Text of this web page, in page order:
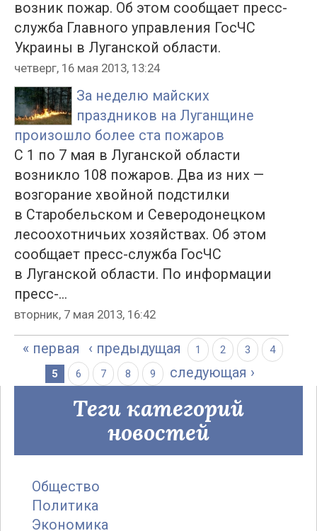
возник пожар. Об этом сообщает пресс-
служба Главного управления ГосЧС
Украины в Луганской области.
четверг, 16 мая 2013, 13:24
За неделю майских
праздников на Луганщине
произошло более ста пожаров
С 1 по 7 мая в Луганской области
возникло 108 пожаров. Два из них —
возгорание хвойной подстилки
в Старобельском и Северодонецком
лесоохотничьих хозяйствах. Об этом
сообщает пресс-служба ГосЧС
в Луганской области. По информации
пресс-...
вторник, 7 мая 2013, 16:42
« первая ‹ предыдущая 1 2 3
4
5
6 7 8 9 следующая ›
Теги категорий
новостей
Общество
Политика
Экономика